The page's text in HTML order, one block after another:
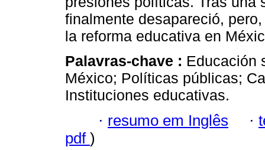
finalmente desapareció,
la reforma educativa en
Palavras-chave : Educación
México; Políticas públicas;
Instituciones educativas.
· resumo em Inglês ·
pdf )